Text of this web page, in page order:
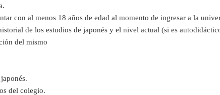
con al menos 18 años de edad al momento de ingresar a la
de los estudios de japonés y el nivel actual (si es
del mismo
del colegio.